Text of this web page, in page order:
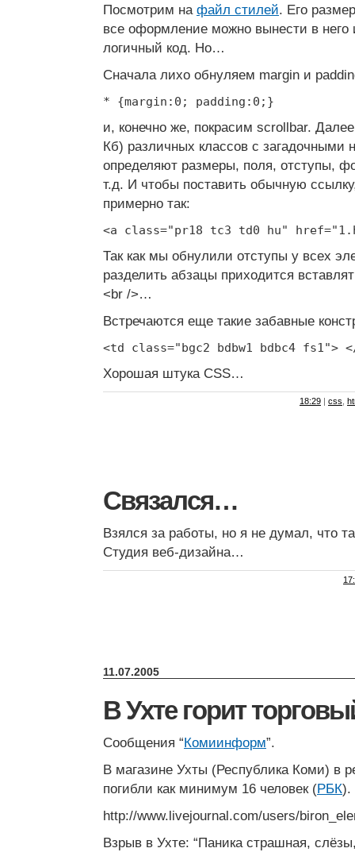
Посмотрим на файл стилей. Его
все оформление можно вынести в него
логичный код. Но…
Сначала лихо обнуляем margin и
* {margin:0; padding:0;}
и, конечно же, покрасим scrollbar.
Кб) различных классов с загадочными
определяют размеры, поля, отступы,
т.д. И чтобы поставить обычную
примерно так:
<a class="pr18 tc3 td0 hu"
Так как мы обнулили отступы у всех
разделить абзацы приходится
<br />…
Встречаются еще такие забавные
<td class="bgc2 bdbw1 bdbc4 fs1">
Хорошая штука CSS…
18:29 | css
Связался…
Взялся за работы, но я не думал, что
Студия веб-дизайна…
11.07.2005
В Ухте горит
Сообщения “Комиинформ”.
В магазине Ухты (Республика Коми) в
погибли как минимум 16 человек (РБК).
http://www.livejournal.com/users/
Взрыв в Ухте: “Паника страшная,